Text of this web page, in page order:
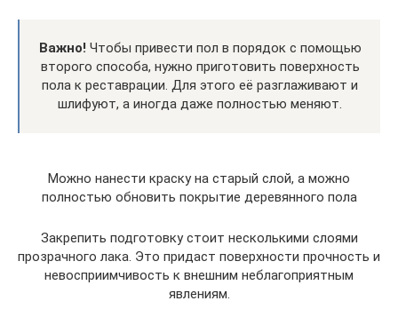
Важно! Чтобы привести пол в порядок с помощью
второго способа, нужно приготовить поверхность
пола к реставрации. Для этого её разглаживают и
шлифуют, а иногда даже полностью меняют.
Можно нанести краску на старый слой, а можно
полностью обновить покрытие деревянного пола
Закрепить подготовку стоит несколькими слоями
прозрачного лака. Это придаст поверхности прочность и
невосприимчивость к внешним неблагоприятным
явлениям.